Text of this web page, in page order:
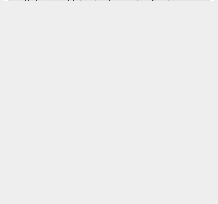
editörlerinin müdahalesi olmadan ajans kanallarından